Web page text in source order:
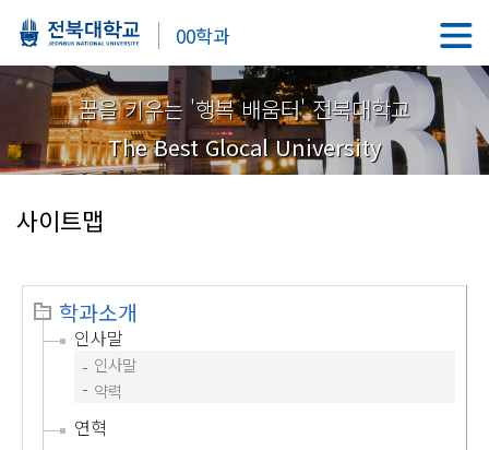
00학과
꿈을 키우는 '행복 배움터' 전북대학교
The Best Glocal University
사이트맵
학과소개
인사말
인사말
약력
연혁